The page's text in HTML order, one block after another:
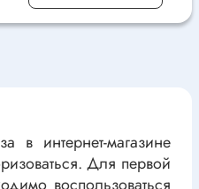
в интернет-магазине
Для первой